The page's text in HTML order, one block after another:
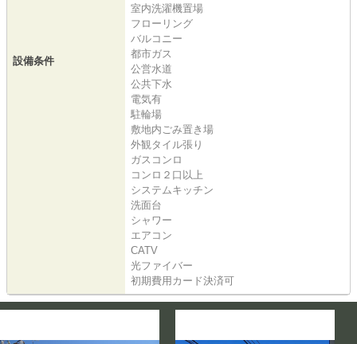
設備条件
室内洗濯機置場
フローリング
バルコニー
都市ガス
公営水道
公共下水
電気有
駐輪場
敷地内ごみ置き場
外観タイル張り
ガスコンロ
コンロ２口以上
システムキッチン
洗面台
シャワー
エアコン
CATV
光ファイバー
初期費用カード決済可